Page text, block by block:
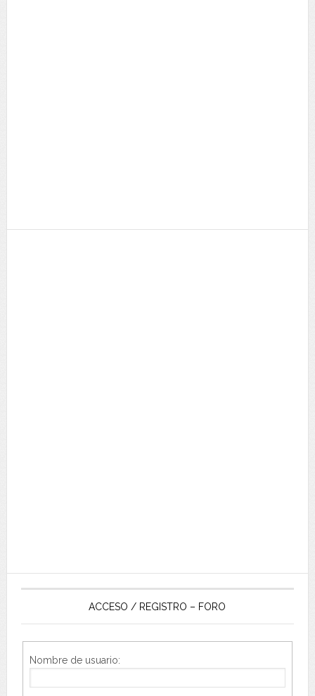
ACCESO / REGISTRO – FORO
Nombre de usuario: